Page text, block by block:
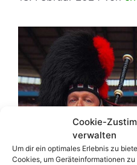
Cookie-
verwalten
Um dir ein optimales Erlebnis zu
Cookies, um Geräteinformationen